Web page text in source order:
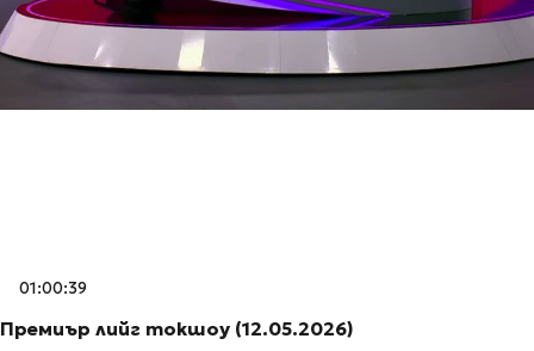
01:00:39
Премиър лийг токшоу (12.05.2026)